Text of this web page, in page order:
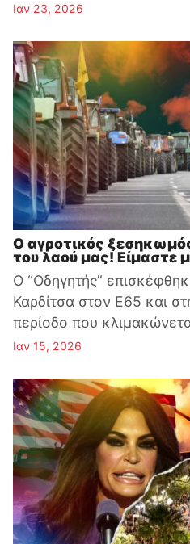
Ιαν 23, 2026
Ο αγροτικός
του λαού μας! Είμαστε
Ο “Οδηγητής”
Καρδίτσα στον Ε65 και
περίοδο που
Ιαν 15, 2026